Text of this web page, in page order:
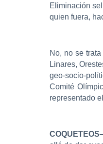
Eliminación
quien fuera,
No, no se
Linares,
geo-socio-
Comité
representado
COQUETEOS